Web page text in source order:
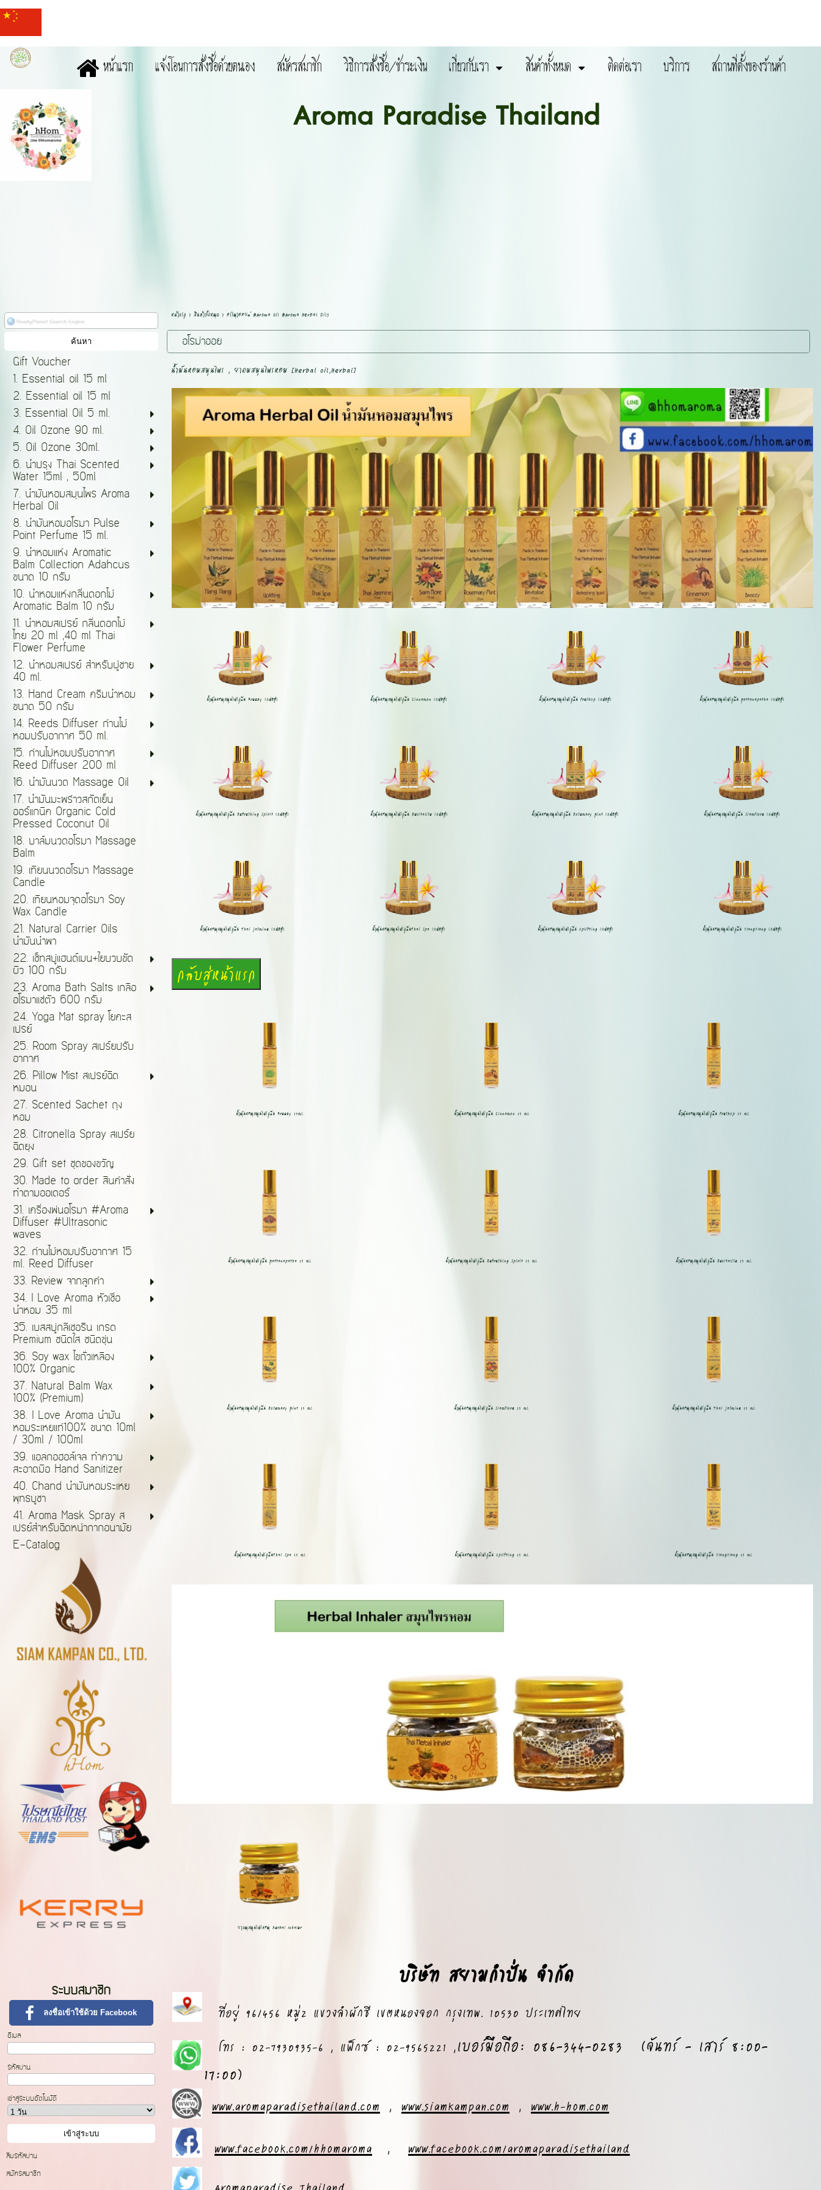
หน้าแรก แจ้งโอนการสั่งซื้อด้วยตนเอง สมัครสมาชิก วิธีการสั่งซื้อ/ชำระเงิน เกี่ยวกับเรา สินค้าทั้งหมด ติดต่อเรา บริการ สถานที่ตั้งของร้านค้า
Aroma Paradise Thailand
Gift Voucher
1. Essential oil 15 ml
2. Essential oil 15 ml
3. Essential Oil 5 ml.
4. Oil Ozone 90 ml.
5. Oil Ozone 30ml.
6. น้ำปรุง Thai Scented
Water 15ml , 50ml
7. น้ำมันหอมสมุนไพร Aroma
Herbal Oil
8. น้ำมันหอมอโรมา Pulse
Point Perfume 15 ml.
9. น้ำหอมแห้ง Aromatic
Balm Collection Adahcus
ขนาด 10 กรัม
10. น้ำหอมแห้งกลิ่นดอกไม้
Aromatic Balm 10 กรัม
11. น้ำหอมสเปรย์ กลิ่นดอกไม้
ไทย 20 ml ,40 ml Thai
Flower Perfume
12. น้ำหอมสเปรย์ สำหรับผู้ชาย
40 ml.
13. Hand Cream ครีมน้ำหอม
ขนาด 50 กรัม
14. Reeds Diffuser ก้านไม้
หอมปรับอากาศ 50 ml.
15. ก้านไม้หอมปรับอากาศ
Reed Diffuser 200 ml
16. น้ำมันนวด Massage Oil
17. น้ำมันมะพร้าวสกัดเย็น
ออร์แกนิค Organic Cold
Pressed Coconut Oil
18. บาล์มนวดอโรมา Massage
Balm
19. เทียนนวดอโรมา Massage
Candle
20. เทียนหอมจุดอโรมา Soy
Wax Candle
21. Natural Carrier Oils
น้ำมันนำพา
22. เซ็ทสบู่แฮนด์เมน+ใยบวบขัด
ผิว 100 กรัม
23. Aroma Bath Salts เกลือ
อโรมาแช่ตัว 600 กรัม
24. Yoga Mat spray โยคะส
เปรย์
25. Room Spray สเปร์ยปรับ
อากาศ
26. Pillow Mist สเปรย์ฉีด
หมอน
27. Scented Sachet ถุง
หอม
28. Citronella Spray สเปร์ย
ฉีดยุง
29. Gift set ชุดของขวัญ
30. Made to order สินค้าสั่ง
ทำตามออเดอร์
31. เครื่องพ่นอโรมา #Aroma
Diffuser #Ultrasonic
waves
32. ก้านไม้หอมปรับอากาศ 15
ml. Reed Diffuser
33. Review จากลูกค้า
34. I Love Aroma หัวเชื้อ
น้ำหอม 35 ml
35. เบสสบู่กลีเซอรีน เกรด
Premium ชนิดใส ชนิดขุ่น
36. Soy wax ไขถั่วเหลือง
100% Organic
37. Natural Balm Wax
100% (Premium)
38. I Love Aroma น้ำมัน
หอมระเหยแท้100% ขนาด 10ml
/ 30ml / 100ml
39. แอลกอฮอล์เจล ทำความ
สะอาดมือ Hand Sanitizer
40. Chand น้ำมันหอมระเหย
พุทธบูชา
41. Aroma Mask Spray ส
เปรย์สำหรับฉีดหน้ากากอนามัย
E-Catalog
ระบบสมาชิก
ลงชื่อเข้าใช้ด้วย Facebook
อีเมล
รหัสผ่าน
เข้าสู่ระบบอัตโนมัติ
ลืมรหัสผ่าน
สมัครสมาชิก
หน้าแรก > สินค้าทั้งหมด> อโรมาออยล์ #Aroma oil #Aroma Herbal Oils
อโรม่าออย
น้ำมันหอมสมุนไพร , ยาดมสมุนไพรหอม [Herbal oil,Herbal]
น้ำมันหอมสมุนไพรกลิ่น Breezy (แพคคู่) น้ำมันหอมสมุนไพรกลิ่น Cinnamon (แพคคู่) น้ำมันหอมสมุนไพรกลิ่น FreshUp (แพคคู่) น้ำมันหอมสมุนไพรกลิ่น Mattanapatha (แพคคู่)
น้ำมันหอมสมุนไพรกลิ่น Refreshing Spirit (แพคคู่) น้ำมันหอมสมุนไพรกลิ่น Revitalise (แพคคู่) น้ำมันหอมสมุนไพรกลิ่น Rosemary Mint (แพคคู่) น้ำมันหอมสมุนไพรกลิ่น SiamFlore (แพคคู่)
น้ำมันหอมสมุนไพรกลิ่น Thai jasmine (แพคคู่) น้ำมันหอมสมุนไพรกลิ่นThai Spa (แพคคู่) น้ำมันหอมสมุนไพรกลิ่น Uplifting (แพคคู่) น้ำมันหอมสมุนไพรกลิ่น YlangYlang (แพคคู่)
น้ำมันหอมสมุนไพรกลิ่น Breezy 15ml. น้ำมันหอมสมุนไพรกลิ่น Cinnamon 15 ml. น้ำมันหอมสมุนไพรกลิ่น FreshUp 15 ml.
น้ำมันหอมสมุนไพรกลิ่น Mattanapatha 15 ml. น้ำมันหอมสมุนไพรกลิ่น Refreshing Spirit 15 ml. น้ำมันหอมสมุนไพรกลิ่น Revitalise 15 ml.
น้ำมันหอมสมุนไพรกลิ่น Rosemary Mint 15 ml. น้ำมันหอมสมุนไพรกลิ่น SiamFlore 15 ml. น้ำมันหอมสมุนไพรกลิ่น Thai jasmine 15 ml.
น้ำมันหอมสมุนไพรกลิ่นThai Spa 15 ml. น้ำมันหอมสมุนไพรกลิ่น Uplifting 15 ml. น้ำมันหอมสมุนไพรกลิ่น YlangYlang 15 ml.
ยาดมสมุนไพรหอม Herbal Inhaler
บริษัท สยามกำปั่น จำกัด
ที่อยู่ 96/456 หมู่2 แขวงลำผักชี เขตหนองจอก กรุงเทพ. 10530 ประเทศไทย
โทร : 02-7930935-6 , แฟ็กซ์ : 02-9565221 ,เบอร์มือถือ: 086-344-0283 (จันทร์ - เสาร์ 8:00-
17:00)
www.aromaparadisethailand.com,www.siamkampan.com ,www.h-hom.com
www.facebook.com/hhomaroma,www.facebook.com/aromaparadisethailand